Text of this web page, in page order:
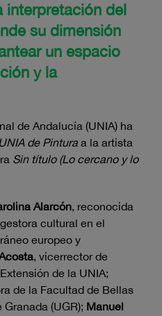
interpretación del
su dimensión
un espacio
y la
de Andalucía (UNIA) ha
de Pintura a la artista
Sin título (Lo cercano y lo
Alarcón, reconocida
cultural en el
europeo y
, vicerrector de
de la UNIA;
de la Facultad de Bellas
(UGR); Manuel